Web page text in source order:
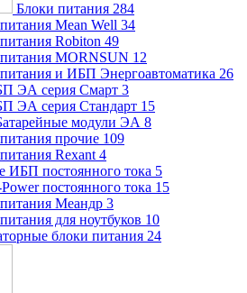
Блоки питания 284
Mean Well 34
Robiton 49
MORNSUN 12
и ИБП Энергоавтоматика 26
ЭА серия Смарт 3
ЭА серия Стандарт 15
модули ЭА 8
прочие 109
Rexant 4
ИБП постоянного тока 5
постоянного тока 15
Меандр 3
для ноутбуков 10
блоки питания 24